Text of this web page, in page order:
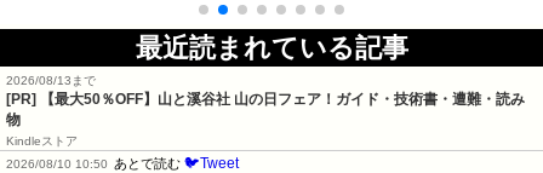
最近読まれている記事
2026/08/13まで
[PR]
【最大50％OFF】山と溪谷社 山の日フェア！ガイド・技術書・遭難・読み
物
Kindleストア
2026/08/10 10:50
あとで読む 🐦Tweet